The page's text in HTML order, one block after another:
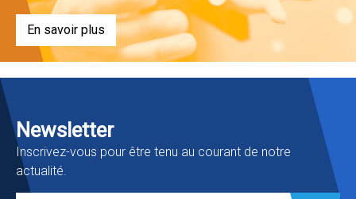
En savoir plus
Newsletter
Inscrivez-vous pour être tenu au courant de notre
actualité.